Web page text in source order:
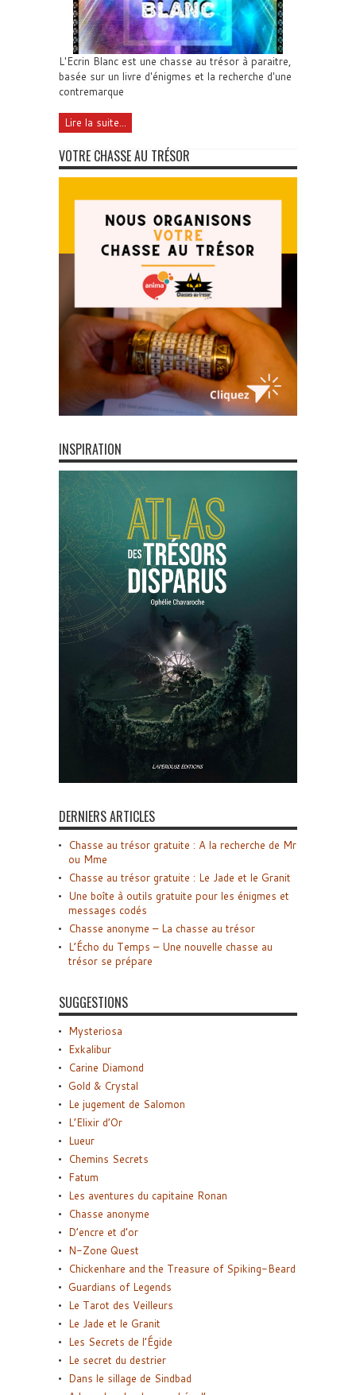
L'Ecrin Blanc est une chasse au trésor à paraitre,
basée sur un livre d'énigmes et la recherche d'une
contremarque
Lire la suite...
VOTRE CHASSE AU TRÉSOR
INSPIRATION
DERNIERS ARTICLES
Chasse au trésor gratuite : A la recherche de Mr
ou Mme
Chasse au trésor gratuite : Le Jade et le Granit
Une boîte à outils gratuite pour les énigmes et
messages codés
Chasse anonyme – La chasse au trésor
L’Écho du Temps – Une nouvelle chasse au
trésor se prépare
SUGGESTIONS
Mysteriosa
Exkalibur
Carine Diamond
Gold & Crystal
Le jugement de Salomon
L’Elixir d’Or
Lueur
Chemins Secrets
Fatum
Les aventures du capitaine Ronan
Chasse anonyme
D’encre et d’or
N-Zone Quest
Chickenhare and the Treasure of Spiking-Beard
Guardians of Legends
Le Tarot des Veilleurs
Le Jade et le Granit
Les Secrets de l’Égide
Le secret du destrier
Dans le sillage de Sindbad